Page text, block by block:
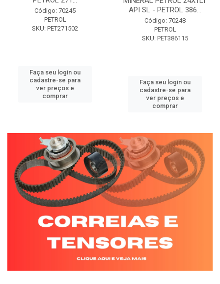
Código: 70245
PETROL
SKU: PET271502
Faça seu login ou
cadastre-se para
ver preços e
comprar
API SL - PETROL 386...
Código: 70248
PETROL
SKU: PET386115
Faça seu login ou
cadastre-se para
ver preços e
comprar